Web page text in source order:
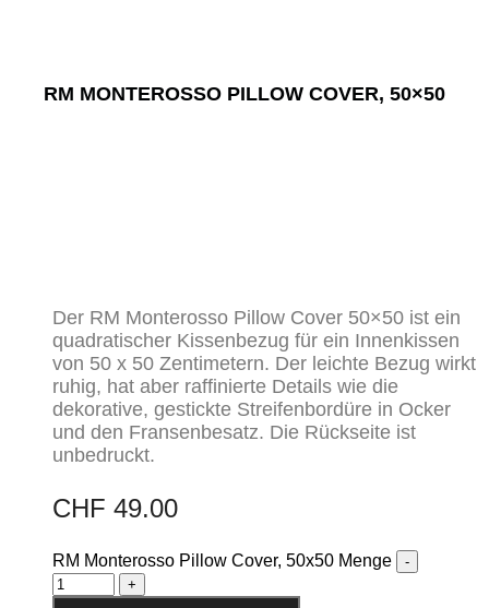
RM MONTEROSSO PILLOW COVER, 50×50
Der RM Monterosso Pillow Cover 50×50 ist ein
quadratischer Kissenbezug für ein Innenkissen
von 50 x 50 Zentimetern. Der leichte Bezug wirkt
ruhig, hat aber raffinierte Details wie die
dekorative, gestickte Streifenbordüre in Ocker
und den Fransenbesatz. Die Rückseite ist
unbedruckt.
CHF 49.00
RM Monterosso Pillow Cover, 50x50 Menge